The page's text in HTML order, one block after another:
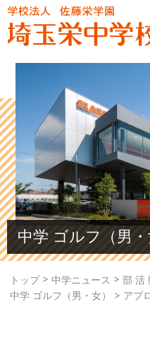
中学 ゴルフ（男
トップ> 中学ニュース > 部 活
中学 ゴルフ（男・女）
> アプ